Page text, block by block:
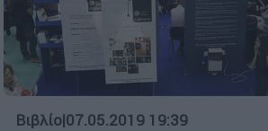
Βιβλίο|07.05.2019 19:39